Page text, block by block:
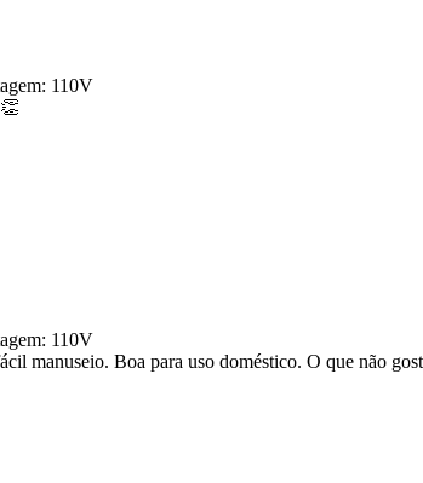
110V
110V
manuseio. Boa para uso doméstico. O que não